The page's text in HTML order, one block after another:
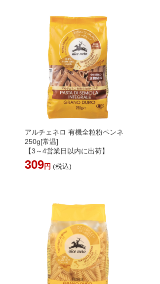
アルチェネロ 有機全粒粉ペンネ
250g[常温]
【3～4営業日以内に出荷】
309円 (税込)